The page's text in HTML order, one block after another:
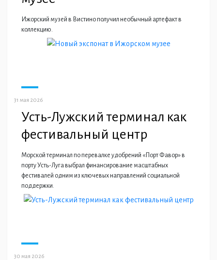
Ижорский музей в Вистино получил необычный артефакт в
коллекцию.
31 мая 2026
Усть-Лужский терминал как
фестивальный центр
Морской терминал по перевалке удобрений «Порт Фавор» в
порту Усть-Луга выбрал финансирование масштабных
фестивалей одним из ключевых направлений социальной
поддержки.
30 мая 2026